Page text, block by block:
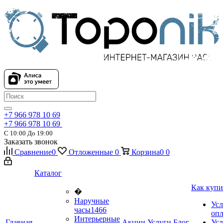
+7 966 978 10 69
+7 966 978 10 69
С 10:00 До 19:00
Заказать звонок
Сравнение0 Отложенные 0 Корзина0 0
Каталог
�
Наручные
часы1466
Интерьерные
Как